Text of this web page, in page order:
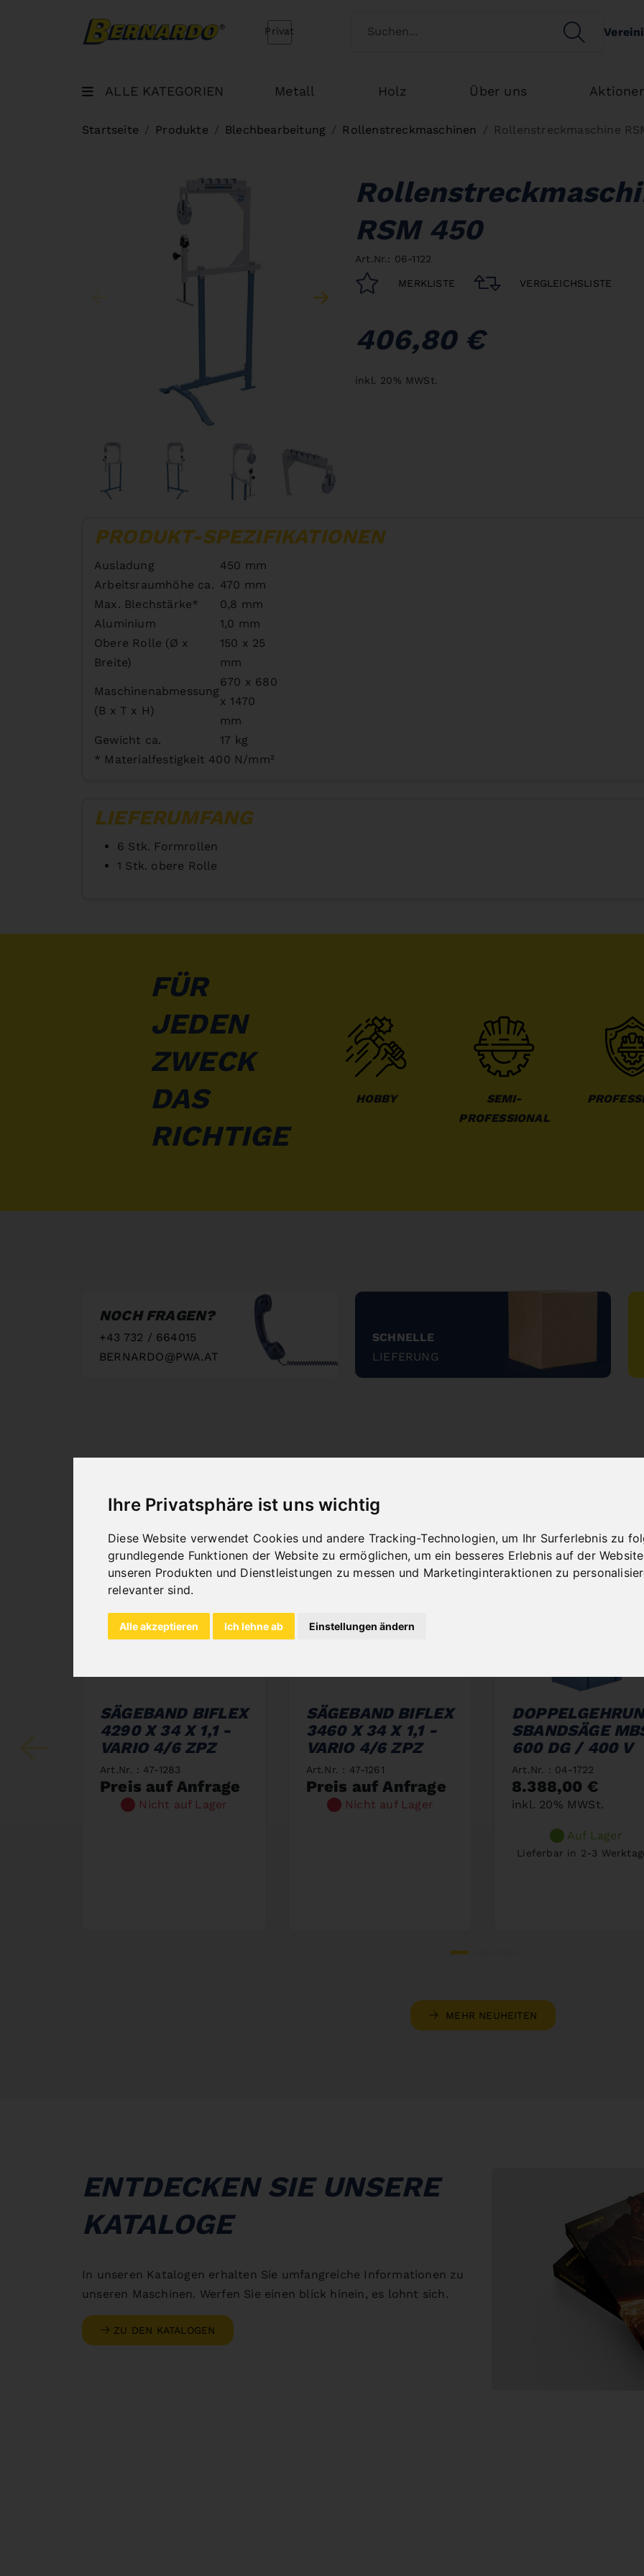
Ihre Privatsphäre ist uns wichtig
Diese Website verwendet Cookies und andere Tracking-Technologien, um Ihr Surferlebnis zu
grundlegende Funktionen der Website zu ermöglichen, um ein besseres Erlebnis auf der
unseren Produkten und Dienstleistungen zu messen und Marketinginteraktionen zu
relevanter sind.
Alle akzeptieren Ich lehne ab Einstellungen ändern
Bernardo Home Kundenart wechseln
Privat SEARCH
ALLE KATEGORIEN Metall Holz Über uns
Startseite Produkte Blechbearbeitung Rollenstreckmaschinen Rollenstreckmaschine
RSM 450
Art.Nr.: 06-1122
MERKLISTE VERGLEICHSLISTE
406,80 €
inkl. 20% MWSt.
PRODUKT-SPEZIFIKATIONEN
Ausladung
450 mm
Arbeitsraumhöhe ca. 470 mm
Max. Blechstärke*
0,8 mm
Aluminium
1,0 mm
Obere Rolle (Ø x
Breite)
150 x 25
mm
Maschinenabmessung
(B x T x H)
670 x 680
x 1470
mm
Gewicht ca.
17 kg
* Materialfestigkeit 400 N/mm²
LIEFERUMFANG
6 Stk. Formrollen
1 Stk. obere Rolle
FÜR
JEDEN
ZWECK
DAS
RICHTIGE
HOBBY
SEMI-
PROFESSIONAL
NOCH FRAGEN?
+43 732 / 664015
BERNARDO@PWA.AT
SCHNELLE
LIEFERUNG
"
SÄGEBAND BIFLEX
4290 X 34 X 1,1 -
VARIO 4/6 ZPZ
Art.Nr. : 47-1283
Preis auf Anfrage
Nicht auf Lager
SÄGEBAND BIFLEX
3460 X 34 X 1,1 -
VARIO 4/6 ZPZ
Art.Nr. : 47-1261
Preis auf Anfrage
Nicht auf Lager
SBANDSÄGE
600 DG / 400 V
Art.Nr. : 04-1722
8.388,00 €
inkl. 20% MWSt.
Auf Lager
Lieferbar in 2-3
MEHR NEUHEITEN
ENTDECKEN SIE UNSERE
KATALOGE
In unseren Katalogen erhalten Sie umfangreiche Informationen zu
unseren Maschinen. Werfen Sie einen blick hinein, es lohnt sich.
ZU DEN KATALOGEN